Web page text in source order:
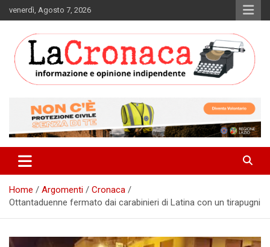
to
venerdì, Agosto 7, 2026
La Cronaca Quotidiano
Home Argomenti
Cronaca
Ottantaduenne fermato dai carabinieri di Latina con un tirapugni